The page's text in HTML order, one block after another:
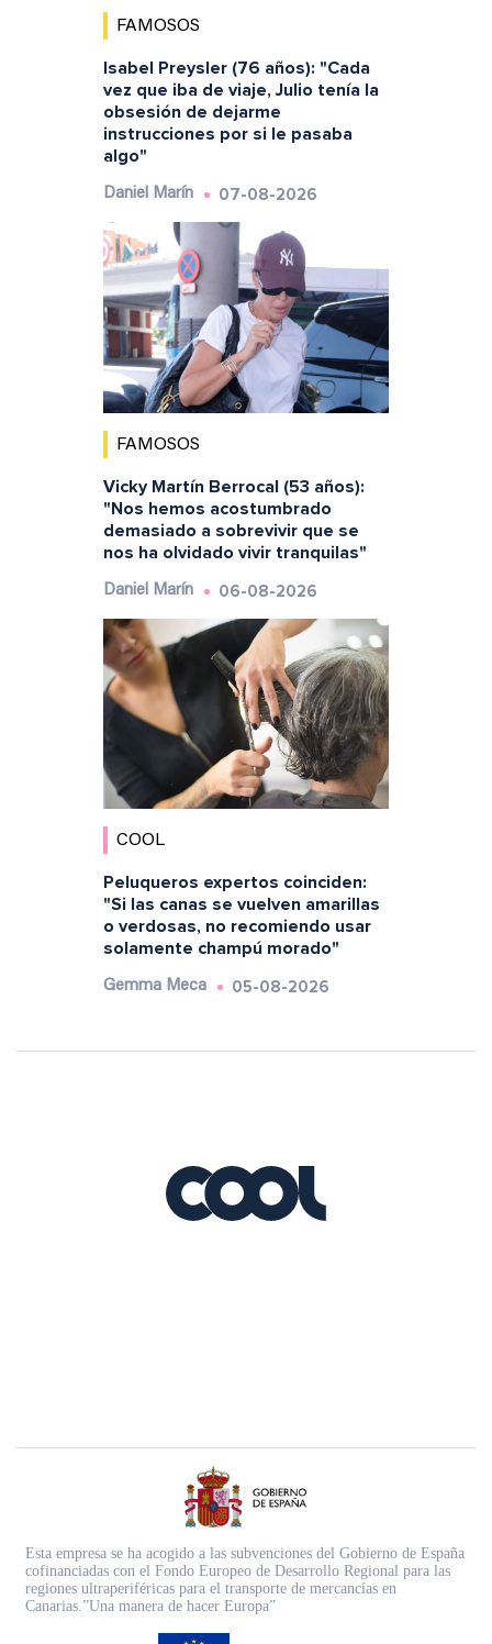
FAMOSOS
Isabel Preysler (76 años): "Cada
vez que iba de viaje, Julio tenía la
obsesión de dejarme
instrucciones por si le pasaba
algo"
Daniel Marín 07-08-2026
FAMOSOS
Vicky Martín Berrocal (53 años):
"Nos hemos acostumbrado
demasiado a sobrevivir que se
nos ha olvidado vivir tranquilas"
Daniel Marín 06-08-2026
COOL
Peluqueros expertos coinciden:
"Si las canas se vuelven amarillas
o verdosas, no recomiendo usar
solamente champú morado"
Gemma Meca 05-08-2026
Esta empresa se ha acogido a las subvenciones del Gobierno de España
cofinanciadas con el Fondo Europeo de Desarrollo Regional para las
regiones ultraperiféricas para el transporte de mercancías en
Canarias.”Una manera de hacer Europa”